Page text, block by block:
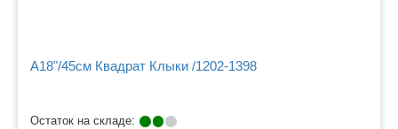
A18"/45см Квадрат Клыки /1202-1398
Остаток на складе: